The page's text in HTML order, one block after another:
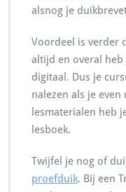
alsnog je
Voordeel is verder
altijd en overal
digitaal. Dus je
nalezen als je
lesmaterialen heb
lesboek.
Twijfel je nog of
proefduik. Bij een